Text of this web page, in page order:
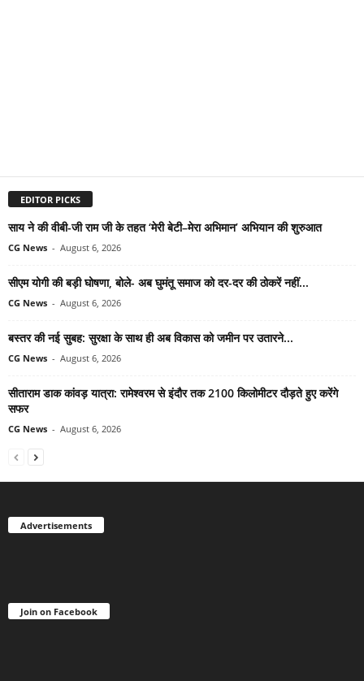
EDITOR PICKS
साय ने की वीबी-जी राम जी के तहत ‘मेरी बेटी–मेरा अभिमान’ अभियान की शुरुआत
CG News - August 6, 2026
सीएम योगी की बड़ी घोषणा, बोले- अब घुमंतू समाज को दर-दर की ठोकरें नहीं...
CG News - August 6, 2026
बस्तर की नई सुबह: सुरक्षा के साथ ही अब विकास को जमीन पर उतारने...
CG News - August 6, 2026
सीताराम डाक कांवड़ यात्रा: रामेश्वरम से इंदौर तक 2100 किलोमीटर दौड़ते हुए करेंगे
सफर
CG News - August 6, 2026
Advertisements
Join on Facebook